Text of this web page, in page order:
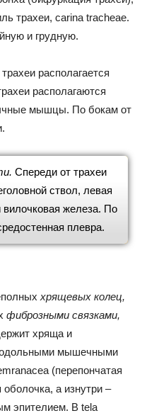
трахеи, carina tracheae.
и грудную.
располагается
располагаются
мышцы. По бокам от
Спереди от трахеи
ствол, левая
железа. По
плевра.
хрящевых колец,
фиброзными связками,
хряща и
мышечными
(перепончатая
а изнутри –
эпителием. В tela